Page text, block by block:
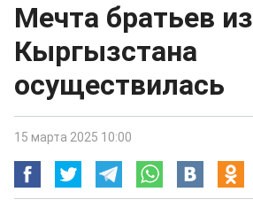
Мечта братьев из
Кыргызстана
осуществилась
15 марта 2025 10:00